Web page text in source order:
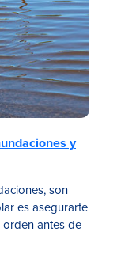
y
son
es asegurarte
antes de